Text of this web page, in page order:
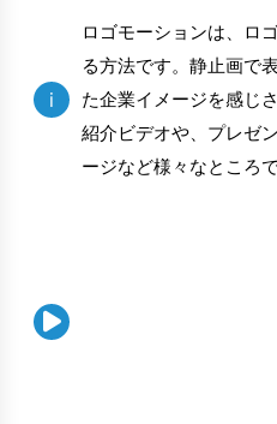
i
ロゴモーションは、ロ
る方法です。静止画で
た企業イメージを感じ
紹介ビデオや、プレゼ
ージなど様々なところ
